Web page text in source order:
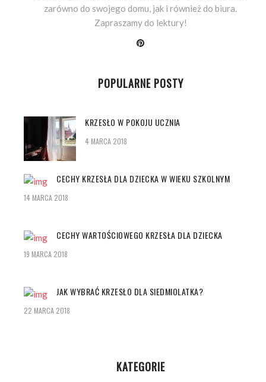
zarówno do swojego domu, jak i również do biura.
Zapraszamy do lektury!
POPULARNE POSTY
KRZESŁO W POKOJU UCZNIA
4 MARCA 2018
CECHY KRZESŁA DLA DZIECKA W WIEKU SZKOLNYM
14 MARCA 2018
CECHY WARTOŚCIOWEGO KRZESŁA DLA DZIECKA
19 MARCA 2018
JAK WYBRAĆ KRZESŁO DLA SIEDMIOLATKA?
22 MARCA 2018
KATEGORIE